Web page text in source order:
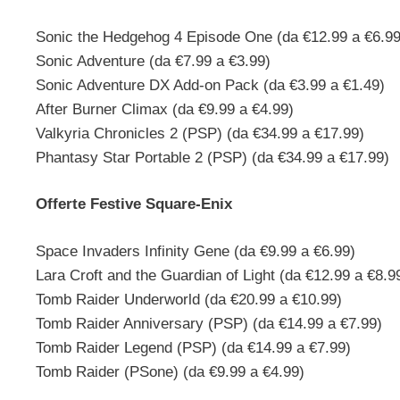
Sonic the Hedgehog 4 Episode One (da €12.99 a
Sonic Adventure (da €7.99 a €3.99)
Sonic Adventure DX Add-on Pack (da €3.99 a €1.49)
After Burner Climax (da €9.99 a €4.99)
Valkyria Chronicles 2 (PSP) (da €34.99 a €17.99)
Phantasy Star Portable 2 (PSP) (da €34.99 a €17.99)
Offerte Festive Square-Enix
Space Invaders Infinity Gene (da €9.99 a €6.99)
Lara Croft and the Guardian of Light (da €12.99 a
Tomb Raider Underworld (da €20.99 a €10.99)
Tomb Raider Anniversary (PSP) (da €14.99 a €7.99)
Tomb Raider Legend (PSP) (da €14.99 a €7.99)
Tomb Raider (PSone) (da €9.99 a €4.99)